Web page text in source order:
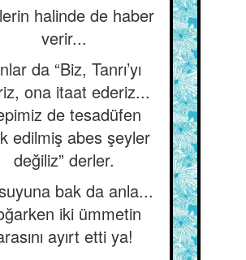
halinde de haber
verir...
da “Biz, Tanrı’yı
ona itaat ederiz...
de tesadüfen
edilmiş abes şeyler
değiliz” derler.
bak da anla...
iki ümmetin
ayırt etti ya!